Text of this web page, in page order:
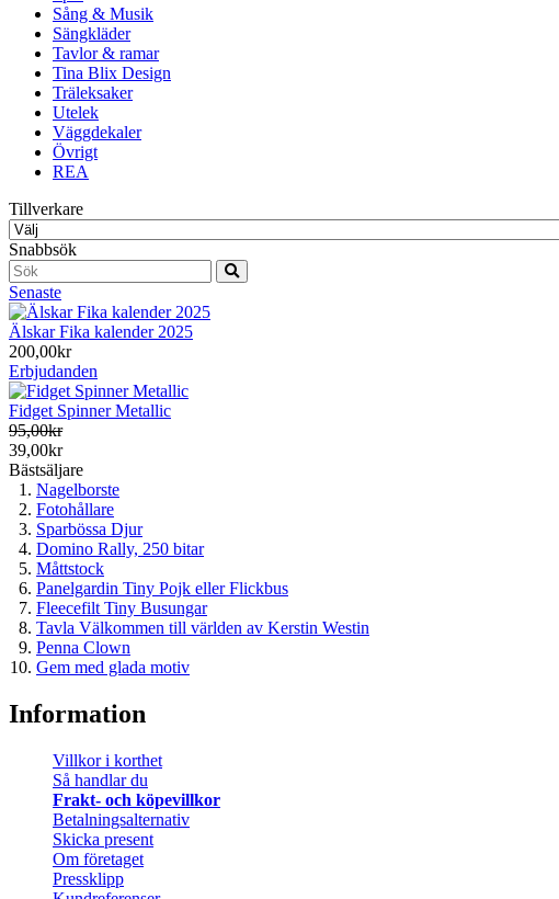
Sång & Musik
Sängkläder
Tavlor & ramar
Tina Blix Design
Träleksaker
Utelek
Väggdekaler
Övrigt
REA
Tillverkare
Snabbsök
Senaste
Älskar Fika kalender 2025
200,00kr
Erbjudanden
Fidget Spinner Metallic
95,00kr
39,00kr
Bästsäljare
Nagelborste
Fotohållare
Sparbössa Djur
Domino Rally, 250 bitar
Måttstock
Panelgardin Tiny Pojk eller Flickbus
Fleecefilt Tiny Busungar
Tavla Välkommen till världen av Kerstin Westin
Penna Clown
Gem med glada motiv
Information
Villkor i korthet
Så handlar du
Frakt- och köpevillkor
Betalningsalternativ
Skicka present
Om företaget
Pressklipp